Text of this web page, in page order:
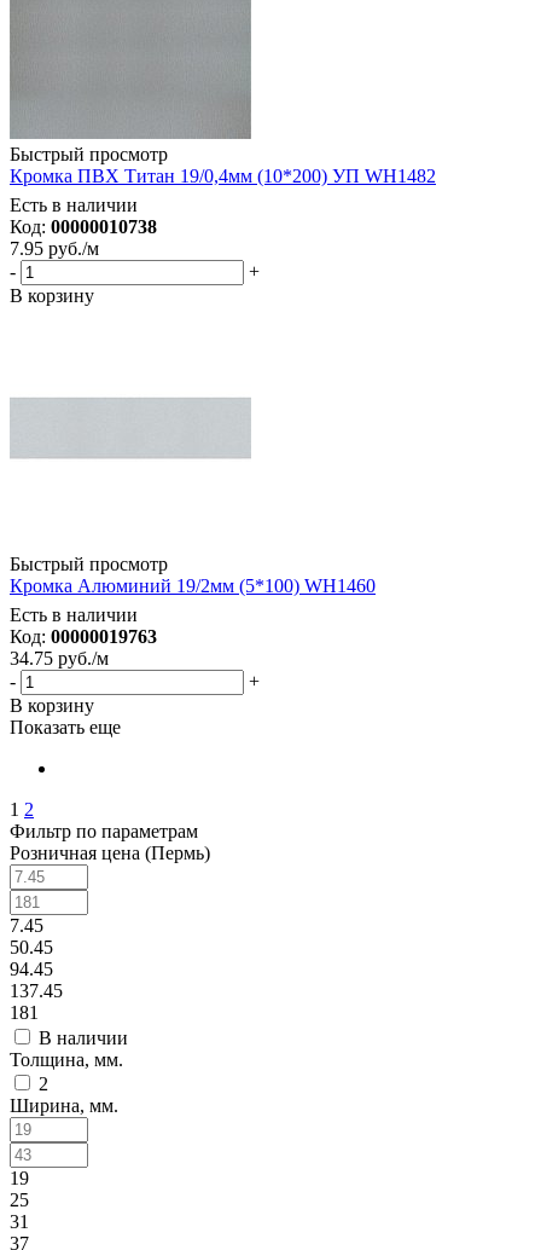
Быстрый просмотр
Кромка ПВХ Титан 19/0,4мм (10*200) УП WH1482
Есть в наличии
Код: 00000010738
7.95 руб./м
-
+
В корзину
Быстрый просмотр
Кромка Алюминий 19/2мм (5*100) WH1460
Есть в наличии
Код: 00000019763
34.75 руб./м
-
+
В корзину
Показать еще
1 2
Фильтр по параметрам
Розничная цена (Пермь)
7.45
50.45
94.45
137.45
181
В наличии
Толщина, мм.
2
Ширина, мм.
19
25
31
37